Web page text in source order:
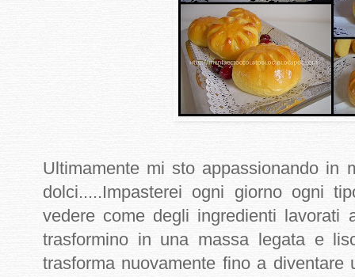
Ultimamente mi sto appassionando in
dolci.....Impasterei ogni giorno ogni
vedere come degli ingredienti lavorati
trasformino in una massa legata e
trasforma nuovamente fino a diventare